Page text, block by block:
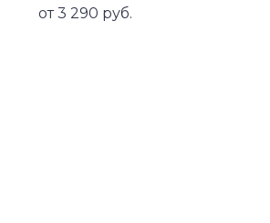
от 3 290 руб.